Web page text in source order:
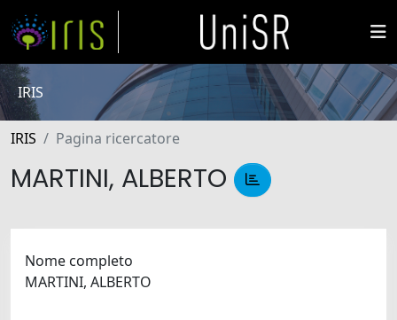
IRIS
IRIS Pagina ricercatore
MARTINI, ALBERTO
Nome completo
MARTINI, ALBERTO